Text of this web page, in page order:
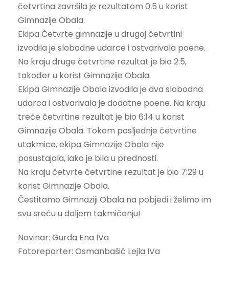
četvrtina završila je rezultatom 0:5 u korist
Gimnazije Obala.
Ekipa Četvrte gimnazije u drugoj četvrtini
izvodila je slobodne udarce i ostvarivala poene.
Na kraju druge četvrtine rezultat je bio 2:5,
također u korist Gimnazije Obala.
Ekipa Gimnazije Obala izvodila je dva slobodna
udarca i ostvarivala je dodatne poene. Na kraju
treće četvrtine rezultat je bio 6:14 u korist
Gimnazije Obala. Tokom posljednje četvrtine
utakmice, ekipa Gimnazije Obala nije
posustajala, iako je bila u prednosti.
Na kraju četvrte četvrtine rezultat je bio 7:29 u
korist Gimnazije Obala.
Čestitamo Gimnaziji Obala na pobjedi i želimo im
svu sreću u daljem takmičenju!
Novinar: Gurda Ena IVa
Fotoreporter: Osmanbašić Lejla IVa